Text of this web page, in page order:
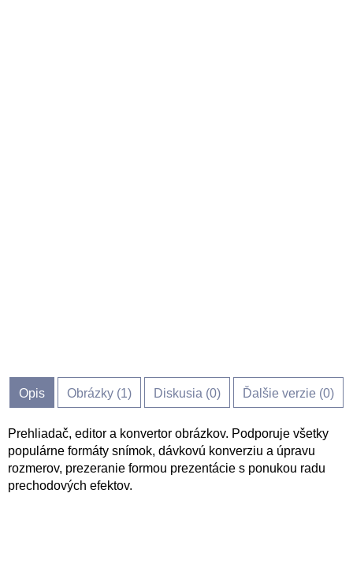
Opis Obrázky (1) Diskusia (0) Ďalšie verzie (0)
Prehliadač, editor a konvertor obrázkov. Podporuje všetky
populárne formáty snímok, dávkovú konverziu a úpravu
rozmerov, prezeranie formou prezentácie s ponukou radu
prechodových efektov.